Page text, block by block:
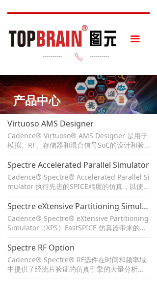
ꂅ
---------- ----------
끀
Virtuoso AMS Designer
Cadence® Virtuoso® AMS Designer 是用于
模拟、RF、存储器和混合信号SoC的设计和验
oso全定制环境集成，用于混合信号设计和验
证。它还与Cadence Incisive® 功能验证平台
集成，用于数字验证环境中的混合信号验证。
Spectre Accelerated Parallel Simulator
Cadence® Spectre® Accelerated Parallel Si
mulator 执行先进的SPICE精度的仿真，以便
的性能和容量。它与Virtuoso定制设计平台紧
密集成，允许工程师在同一环境中捕获和传递
设计意图，并提供Specter Circuit Simulator
的晶体管级分析功能。
Spectre eXtensive Partitioning Simulator
Cadence® Spectre® eXtensive Partitioning
Simulator（XPS）FastSPICE 仿真器带来的高
信号设计提供快速、准确的仿真。该仿真解决
方案集成在 Cadence Specter Circuit Simulat
or 基础架构中，因此您可以使用相同的模型、
工艺设计套件（PDK）和方法来验证您的设
Spectre RF Option
Cadence® Spectre® RF选件在时间和频率域
中提供了经流片验证的仿真引擎的大量分析。
产品中心